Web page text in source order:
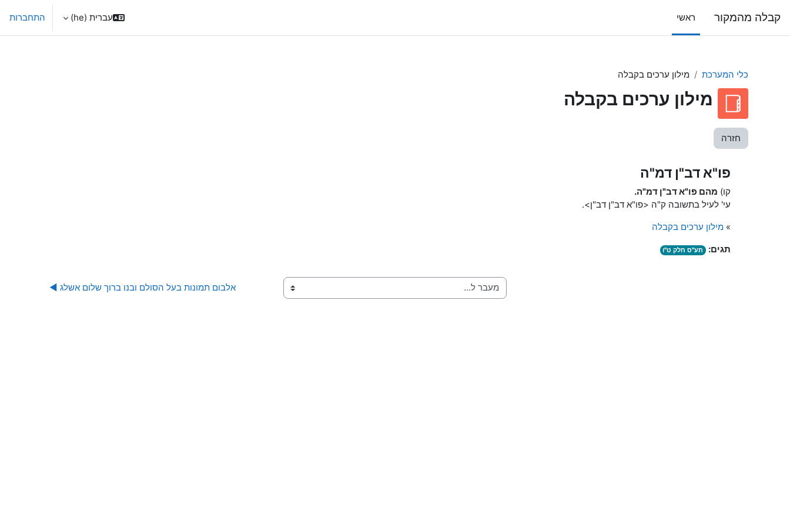
קבלה מהמקור ראשי עברית ‎(he)‎ התחברות
כלי המערכת מילון ערכים בקבלה
מילון ערכים בקבלה
חזרה
פו"א דב"ן דמ"ה
קו) מהם פו"א דב"ן דמ"ה.
עי' לעיל בתשובה ק"ה <פו"א דב"ן דב"ן>.
»מילון ערכים בקבלה
תגים:
תע"ס חלק ט"ו
מעבר ל... אלבום תמונות בעל הסולם ובנו ברוך שלום אשלג ◀︎